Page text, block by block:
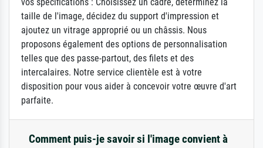
taille de l'image, décidez du support d'impression et
ajoutez un vitrage approprié ou un châssis. Nous
proposons également des options de personnalisation
telles que des passe-partout, des filets et des
intercalaires. Notre service clientèle est à votre
disposition pour vous aider à concevoir votre œuvre d'art
parfaite.
Comment puis-je savoir si l'image convient à